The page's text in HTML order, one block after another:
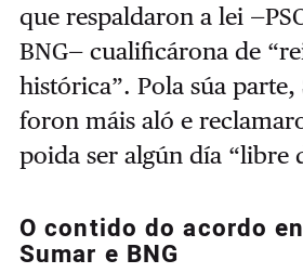
que respaldaron a lei
BNG— cualificárona de
histórica”. Pola súa parte,
foron máis aló e
poida ser algún día “libre
O contido do acordo
Sumar e BNG